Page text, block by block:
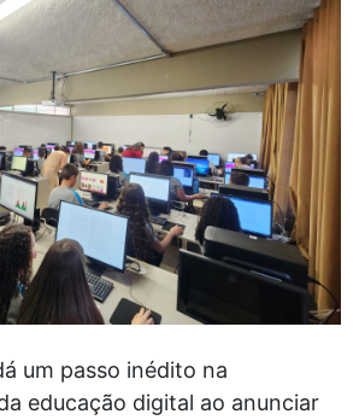
um passo inédito na
educação digital ao anunciar